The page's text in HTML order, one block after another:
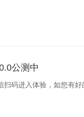
公测中
码进入体验，如您有